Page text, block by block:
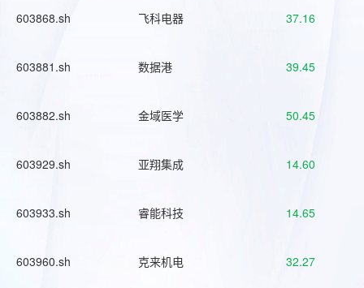
603868.sh 飞科电器 37.16
603881.sh 数据港 39.45
603882.sh 金域医学 50.45
603929.sh 亚翔集成 14.60
603933.sh 睿能科技 14.65
603960.sh 克来机电 32.27